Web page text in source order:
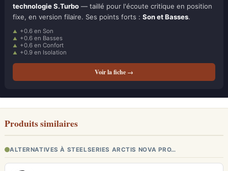
technologie S.Turbo — taillé pour l'écoute critique en position
fixe, en version filaire. Ses points forts : Son et Basses.
+0.6 en Son
+0.6 en Basses
+0.6 en Confort
+0.9 en Isolation
Voir la fiche →
Produits similaires
ALTERNATIVES À STEELSERIES ARCTIS NOVA PRO…